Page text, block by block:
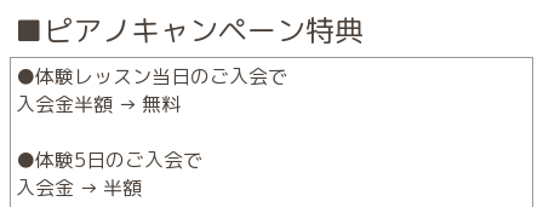
■ピアノキャンペーン特典
●体験レッスン当日のご入会で
入会金半額 → 無料
●体験5日のご入会で
入会金 → 半額